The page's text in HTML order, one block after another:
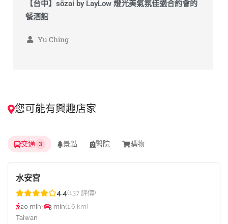
【台中】sōzai by LayLow 燈光美氣氛佳適合約會的
餐酒館
Yu Ching
您可能有興趣店家
交通 3 景點 醫院 購物
水安宮
4.4(137 評價)
20 min• 3 min(1.6 km)
Taiwan